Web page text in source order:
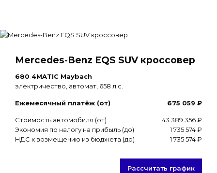
Mercedes-Benz EQS SUV кроссовер
680 4MATIC Maybach
электричество, автомат, 658 л.с.
Ежемесячный платёж (от) 675 059 ₽
Стоимость автомобиля (от)
43 389 356 ₽
Экономия по налогу на прибыль (до)
1 735 574 ₽
НДС к возмещению из бюджета (до)
1 735 574 ₽
Рассчитать график